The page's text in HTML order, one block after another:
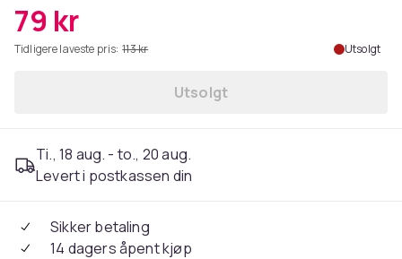
79 kr
Tidligere laveste pris: 113 kr Utsolgt
Utsolgt
Ti., 18 aug. - to., 20 aug.
Levert i postkassen din
Sikker betaling
14 dagers åpent kjøp